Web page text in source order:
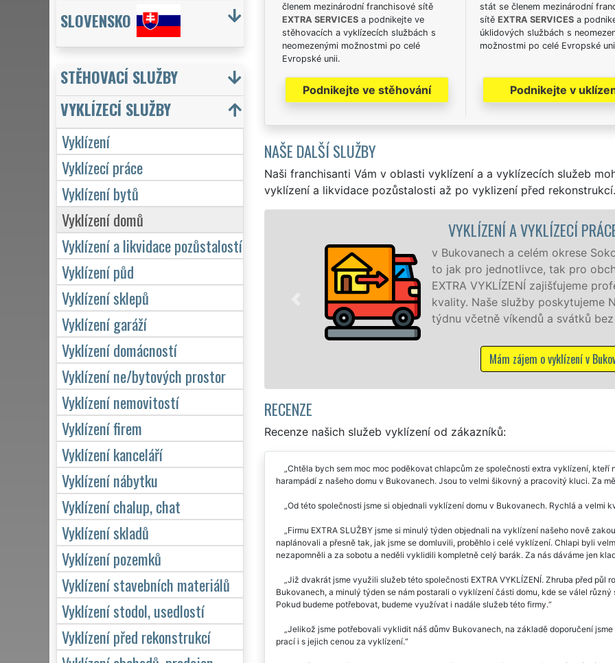
členem mezinárodní franchisové sítě
EXTRA SERVICESa podnikejte ve
stěhovacích a vyklízecích službách s
neomezenými možnostmi po celé
Evropské unii.
Podnikejte ve stěhování
stát se členem mezinárodní
sítě EXTRA SERVICESa
úklidových službách s
možnostmi po celé Evropské
Podnikejte v
NAŠE DALŠÍ SLUŽBY
Naši franchisanti Vám v oblasti vyklízení a a vyklízecích služeb
vyklízení a likvidace pozůstalosti až po vyklizení před rekonstrukcí.
VYKLÍZENÍ A VYKLÍZECÍ PRÁCE BUKOVANY
v Bukovanech a celém okrese Sokolov zajišťujeme služby
to jak pro jednotlivce, tak pro obchodní společnosti. Pod
EXTRA VYKLÍZENÍ zajišťujeme profesionální a kvalitní servis se
kvality. Naše služby poskytujeme NON-STOP 24 hodin denně, 7
týdnu včetně víkendů a svátků bez příplatků.
RECENZE
Recenze našich služeb vyklízení od zákazníků:
Chtěla bych sem moc moc poděkovat chlapcům ze společnosti extra vyklízení,
harampádí z našeho domu v Bukovanech. Jsou to velmi šikovný a pracovitý kluci. Za
Od této společnosti jsme si objednali vyklízení domu v Bukovanech. Rychlá a velmi
Firmu EXTRA SLUŽBY jsme si minulý týden objednali na vyklízení našeho nově
naplánovali a přesně tak, jak jsme se domluvili, proběhlo i celé vyklízení. Chlapi byli
nezapomněli a za sobotu a neděli vyklidili kompletně celý barák. Za nás dáváme jen
Již dvakrát jsme využili služeb této společnosti EXTRA VYKLÍZENÍ. Zhruba před půl
Bukovanech, a minulý týden se nám postarali o vyklízení části domu, kde se válel
Pokud budeme potřebovat, budeme využívat i nadále služeb této firmy.
Jelikož jsme potřebovali vyklidit náš důmv Bukovanech, na základě doporučení
prací i s jejich cenou za vyklízení.
SLOVENSKO
STĚHOVACÍ SLUŽBY
VYKLÍZECÍ SLUŽBY
Vyklízení
Vyklízecí práce
Vyklízení bytů
Vyklízení domů
Vyklízení a likvidace pozůstalostí
Vyklízení půd
Vyklízení sklepů
Vyklízení garáží
Vyklízení domácností
Vyklízení ne/bytových prostor
Vyklízení nemovitostí
Vyklízení firem
Vyklízení kanceláří
Vyklízení nábytku
Vyklízení chalup, chat
Vyklízení skladů
Vyklízení pozemků
Vyklízení stavebních materiálů
Vyklízení stodol, usedlostí
Vyklízení před rekonstrukcí